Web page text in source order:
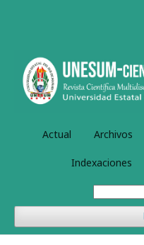
Actual Archivos
Indexaciones